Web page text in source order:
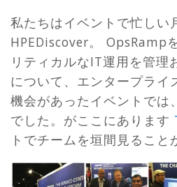
私たちはイベントで忙しい
HPEDiscover。 OpsRamp
リティカルなIT運用を管理
について、エンタープライ
機会があったイベントでは
でした。がここにあります
トでチームを垣間見ること